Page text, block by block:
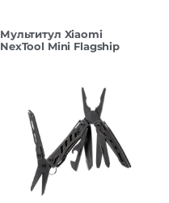
Мультитул Xiaomi
NexTool Mini Flagship